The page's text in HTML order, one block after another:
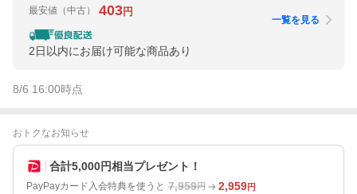
最安値 （中古） 403円
2日以内にお届け可能な商品あり
一覧を見る
8/6 16:00時点
おトクなお知らせ
合計5,000円相当プレゼント！
PayPayカード入会特典を使うと 7,959円 2,959円